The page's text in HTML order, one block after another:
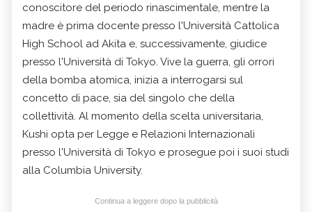
conoscitore del periodo rinascimentale, mentre la
madre è prima docente presso l'Università Cattolica
High School ad Akita e, successivamente, giudice
presso l'Università di Tokyo. Vive la guerra, gli orrori
della bomba atomica, inizia a interrogarsi sul
concetto di pace, sia del singolo che della
collettività. Al momento della scelta universitaria,
Kushi opta per Legge e Relazioni Internazionali
presso l'Università di Tokyo e prosegue poi i suoi studi
alla Columbia University.
Continua a leggere dopo la pubblicità